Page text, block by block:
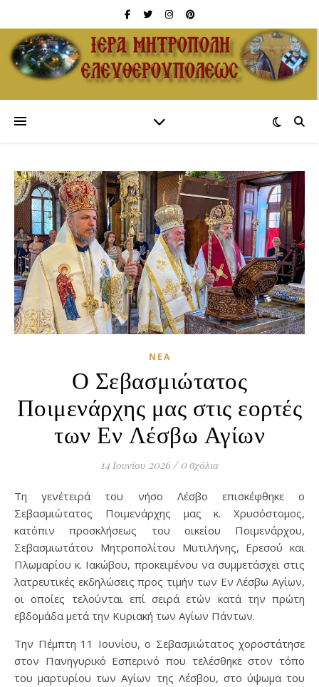
ΝΈΑ
Ο Σεβασμιώτατος
Ποιμενάρχης μας στις εορτές
των Εν Λέσβω Αγίων
14 Ιουνίου 2026 / 0 σχόλια
Τη γενέτειρά του νήσο Λέσβο επισκέφθηκε ο
Σεβασμιώτατος Ποιμενάρχης μας κ. Χρυσόστομος,
κατόπιν προσκλήσεως του οικείου Ποιμενάρχου,
Σεβασμιωτάτου Μητροπολίτου Μυτιλήνης, Ερεσού και
Πλωμαρίου κ. Ιακώβου, προκειμένου να συμμετάσχει στις
λατρευτικές εκδηλώσεις προς τιμήν των Εν Λέσβω Αγίων,
οι οποίες τελούνται επί σειρά ετών κατά την πρώτη
εβδομάδα μετά την Κυριακή των Αγίων Πάντων.
Την Πέμπτη 11 Ιουνίου, ο Σεβασμιώτατος χοροστάτησε
στον Πανηγυρικό Εσπερινό που τελέσθηκε στον τόπο
του μαρτυρίου των Αγίων της Λέσβου, στο ύψωμα του